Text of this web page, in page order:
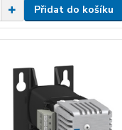
Přidat do košíku